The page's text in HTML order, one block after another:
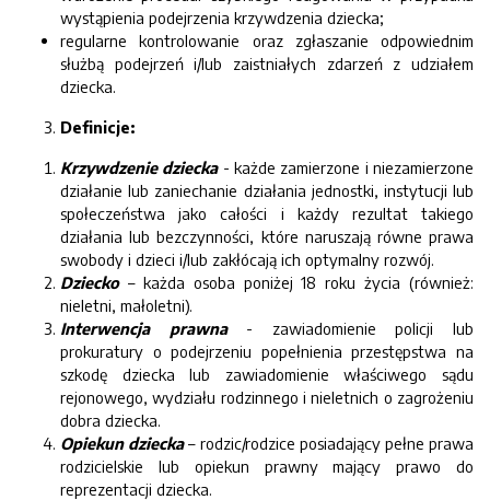
wystąpienia podejrzenia krzywdzenia dziecka;
regularne kontrolowanie oraz zgłaszanie odpowiednim
służbą podejrzeń i/lub zaistniałych zdarzeń z udziałem
dziecka.
Definicje:
Krzywdzenie dziecka- każde zamierzone i niezamierzone
działanie lub zaniechanie działania jednostki, instytucji lub
społeczeństwa jako całości i każdy rezultat takiego
działania lub bezczynności, które naruszają równe prawa
swobody i dzieci i/lub zakłócają ich optymalny rozwój.
Dziecko – każda osoba poniżej 18 roku życia (również:
nieletni, małoletni).
Interwencja prawna
- zawiadomienie policji lub
prokuratury o podejrzeniu popełnienia przestępstwa na
szkodę dziecka lub zawiadomienie właściwego sądu
rejonowego, wydziału rodzinnego i nieletnich o zagrożeniu
dobra dziecka.
Opiekun dziecka– rodzic/rodzice posiadający pełne prawa
rodzicielskie lub opiekun prawny mający prawo do
reprezentacji dziecka.